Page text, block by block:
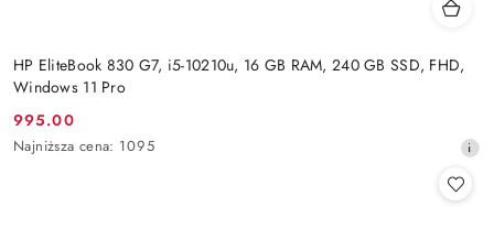
HP EliteBook 830 G7, i5-10210u, 16 GB RAM, 240 GB SSD, FHD,
Windows 11 Pro
Cena
promocyjna:
995.00
Najniższa
Najniższa cena: 1095